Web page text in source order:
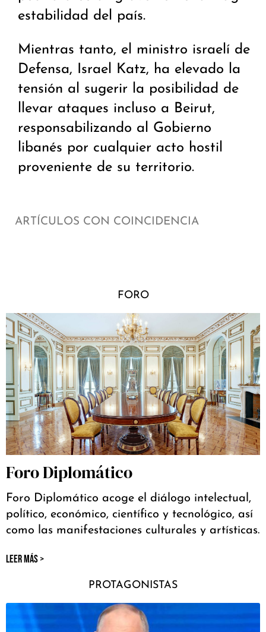
estabilidad del país.
Mientras tanto, el ministro israelí de
Defensa, Israel Katz, ha elevado la
tensión al sugerir la posibilidad de
llevar ataques incluso a Beirut,
responsabilizando al Gobierno
libanés por cualquier acto hostil
proveniente de su territorio.
ARTÍCULOS CON COINCIDENCIA
FORO
Foro Diplomático
Foro Diplomático acoge el diálogo intelectual,
político, económico, científico y tecnológico, así
como las manifestaciones culturales y artísticas.
LEER MÁS >
PROTAGONISTAS